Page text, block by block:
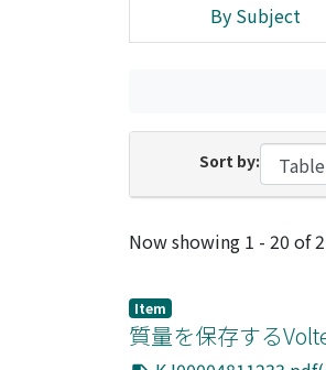
By Subject
Sort by:
Recent
Now showing 1 - 20 of
Item
質量を保存する